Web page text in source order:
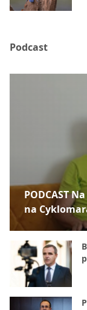
Podcast
PODCAST
na